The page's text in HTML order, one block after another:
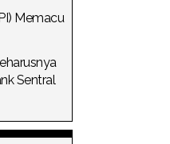
Memacu
Sentral